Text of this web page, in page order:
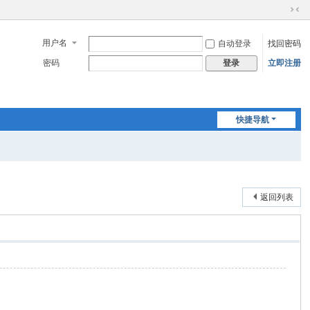
切
到
窄
用户名 自动登录
找回密码
密码
登录 立即注册
快捷导航
返回列表